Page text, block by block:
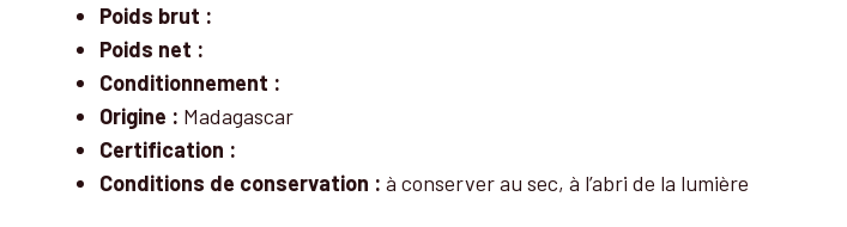
Poids brut :
Poids net :
Conditionnement :
Origine : Madagascar
Certification :
Conditions de conservation : à conserver au sec, à l’abri de la lumière